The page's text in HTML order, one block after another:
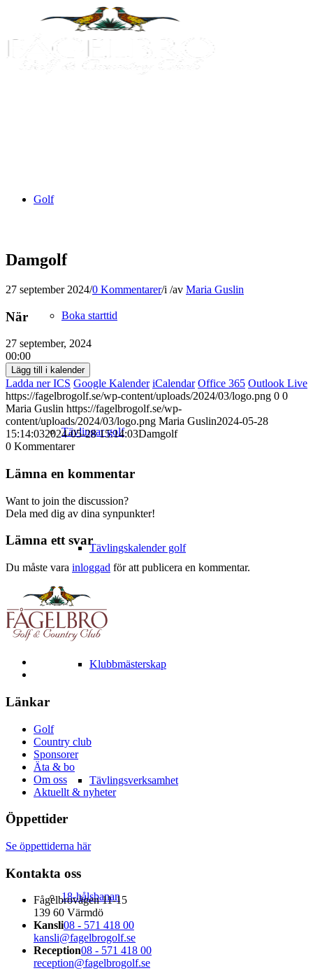
Golf
Boka starttid
Tävlingar golf
Tävlingskalender golf
Klubbmästerskap
Tävlingsverksamhet
18-hålsbanan
Damgolf
27 september 2024/0 Kommentarer/i /av Maria Guslin
När
27 september, 2024
00:00
Lägg till i kalender
Ladda ner ICS Google Kalender iCalendar Office 365 Outlook Live
https://fagelbrogolf.se/wp-content/uploads/2024/03/logo.png 0 0
Maria Guslin https://fagelbrogolf.se/wp-
content/uploads/2024/03/logo.png Maria Guslin2024-05-28
15:14:032024-05-28 15:14:03Damgolf
0 Kommentarer
Lämna en kommentar
Want to join the discussion?
Dela med dig av dina synpunkter!
Lämna ett svar
Du måste vara inloggad för att publicera en kommentar.
Länkar
Golf
Country club
Sponsorer
Äta & bo
Om oss
Aktuellt & nyheter
Öppettider
Se öppettiderna här
Kontakta oss
Fågelbrovägen 11-15
139 60 Värmdö
Kansli08 - 571 418 00
kansli@fagelbrogolf.se
Reception08 - 571 418 00
reception@fagelbrogolf.se